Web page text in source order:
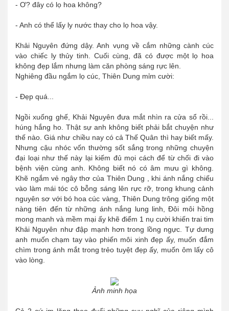
- Ơ? đây có lọ hoa không?
- Anh có thể lấy ly nước thay cho lọ hoa vậy.
Khải Nguyên đứng dậy. Anh vụng về cắm những cành cúc
vào chiếc ly thủy tinh. Cuối cùng, đã có được một lọ hoa
không đẹp lắm nhưng làm căn phòng sáng rực lên.
Nghiêng đầu ngắm lọ cúc, Thiên Dung mỉm cười:
- Đẹp quá...
Ngồi xuống ghế, Khải Nguyên đưa mắt nhìn ra cửa sổ rồi...
húng hắng ho. Thật sự anh không biết phải bắt chuyện như
thế nào. Giá như chiều nay có cả Thế Quân thì hay biết mấy.
Nhưng cậu nhóc vốn thường sốt sắng trong những chuyện
đại loại như thế này lại kiếm đủ mọi cách để từ chối đi vào
bệnh viện cùng anh. Không biết nó có âm mưu gì không.
Khẽ ngắm vẻ ngây thơ của Thiên Dung , khi ánh nắng chiếu
vào làm mái tóc cô bỗng sáng lên rực rỡ, trong khung cảnh
nguyên sơ với bó hoa cúc vàng, Thiên Dung trông giống một
nàng tiên đến từ những ánh nắng lung linh, Đôi môi hồng
mong manh và mềm mại ấy khẽ điểm 1 nụ cười khiến trai tim
Khải Nguyên như đập mạnh hơn trong lồng ngực. Tự dưng
anh muốn chạm tay vào phiến môi xinh đẹp ấy, muốn đắm
chìm trong ánh mắt trong trẻo tuyệt đẹp ấy, muốn ôm lấy cô
vào lòng.
Ảnh minh họa